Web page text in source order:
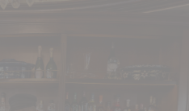
((åpner i et nytt vindu))